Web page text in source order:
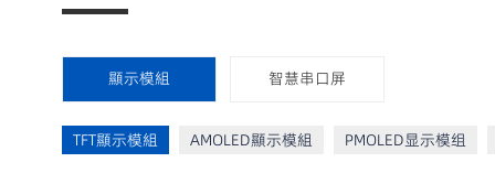
顯示模組 智慧串口屏
TFT顯示模組 AMOLED顯示模組 PMOLED显示模组